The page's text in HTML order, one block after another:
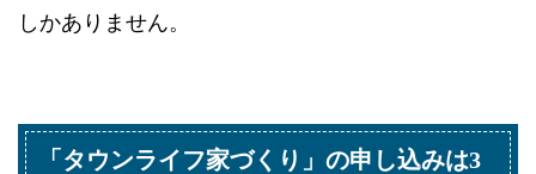
しかありません。
「タウンライフ家づくり」の申し込みは3